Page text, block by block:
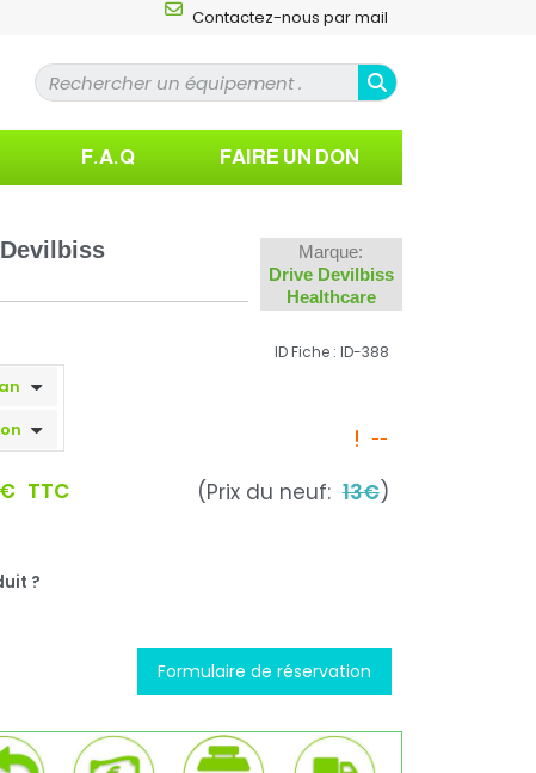
Contactez-nous par mail
F.A.Q FAIRE UN DON
Marque:
Drive Devilbiss
Healthcare
ID Fiche : ID-388
--
TTC (Prix du neuf:13€)
?
Formulaire de réservation